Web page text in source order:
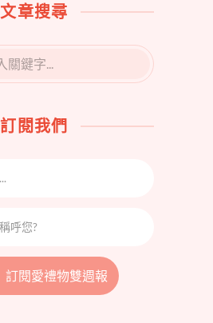
文章搜尋
訂閱我們
訂閱愛禮物雙週報